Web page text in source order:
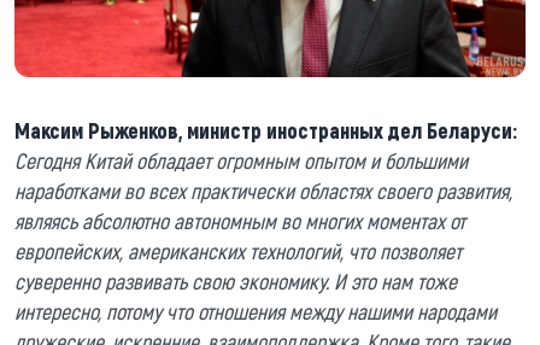
Максим Рыженков, министр иностранных дел Беларуси:
Сегодня Китай обладает огромным опытом и большими
наработками во всех практически областях своего развития,
являясь абсолютно автономным во многих моментах от
европейских, американских технологий, что позволяет
суверенно развивать свою экономику. И это нам тоже
интересно, потому что отношения между нашими народами